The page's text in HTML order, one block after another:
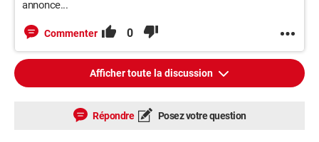
annonce...
Commenter 0
Afficher toute la discussion
Répondre Posez votre question